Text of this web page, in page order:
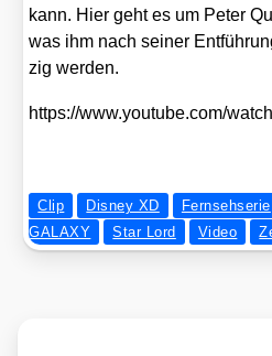
kann. Hier geht es um Peter
was ihm nach sei­ner
zig wer­den.
https://​www​.you​tube​.com/​
Clip Disney XD Fernsehserie
GALAXY
Star Lord Video